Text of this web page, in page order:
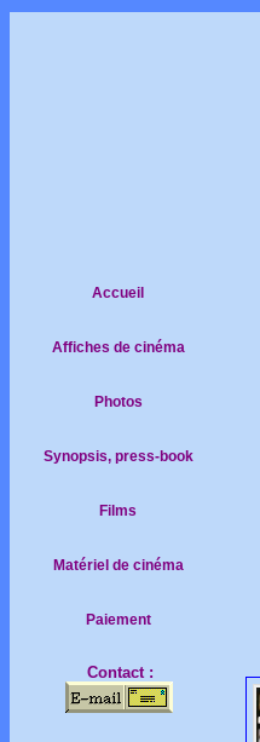
Accueil
Affiches de cinéma
Photos
Synopsis, press-book
Films
Matériel de cinéma
Paiement
Contact :